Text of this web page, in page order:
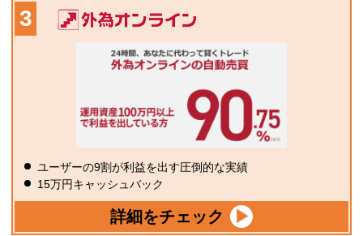
ユーザーの9割が利益を出す圧倒的な実績
15万円キャッシュバック
詳細をチェック